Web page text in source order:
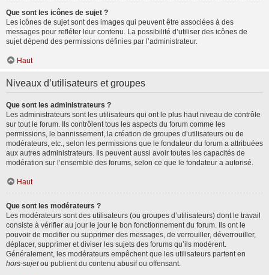
Que sont les icônes de sujet ?
Les icônes de sujet sont des images qui peuvent être associées à des
messages pour refléter leur contenu. La possibilité d’utiliser des icônes de
sujet dépend des permissions définies par l’administrateur.
Haut
Niveaux d’utilisateurs et groupes
Que sont les administrateurs ?
Les administrateurs sont les utilisateurs qui ont le plus haut niveau de contrôle
sur tout le forum. Ils contrôlent tous les aspects du forum comme les
permissions, le bannissement, la création de groupes d’utilisateurs ou de
modérateurs, etc., selon les permissions que le fondateur du forum a attribuées
aux autres administrateurs. Ils peuvent aussi avoir toutes les capacités de
modération sur l’ensemble des forums, selon ce que le fondateur a autorisé.
Haut
Que sont les modérateurs ?
Les modérateurs sont des utilisateurs (ou groupes d’utilisateurs) dont le travail
consiste à vérifier au jour le jour le bon fonctionnement du forum. Ils ont le
pouvoir de modifier ou supprimer des messages, de verrouiller, déverrouiller,
déplacer, supprimer et diviser les sujets des forums qu’ils modèrent.
Généralement, les modérateurs empêchent que les utilisateurs partent en
hors-sujetou publient du contenu abusif ou offensant.